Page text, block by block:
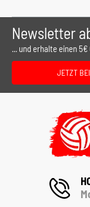
Newsletter
... und erhalte einen
JETZT